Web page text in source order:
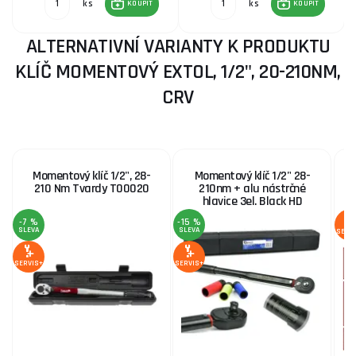
ks KOUPIT ks KOUPIT
ALTERNATIVNÍ VARIANTY K PRODUKTU
KLÍČ MOMENTOVÝ EXTOL, 1/2", 20-210NM,
CRV
Momentový klíč 1/2", 28-
210 Nm Tvardy T00020
-7 %
SLEVA
SERVIS+
Momentový klíč 1/2" 28-
210nm + alu nástrčné
hlavice 3el. Black HD
-15 %
SLEVA
SERVIS+